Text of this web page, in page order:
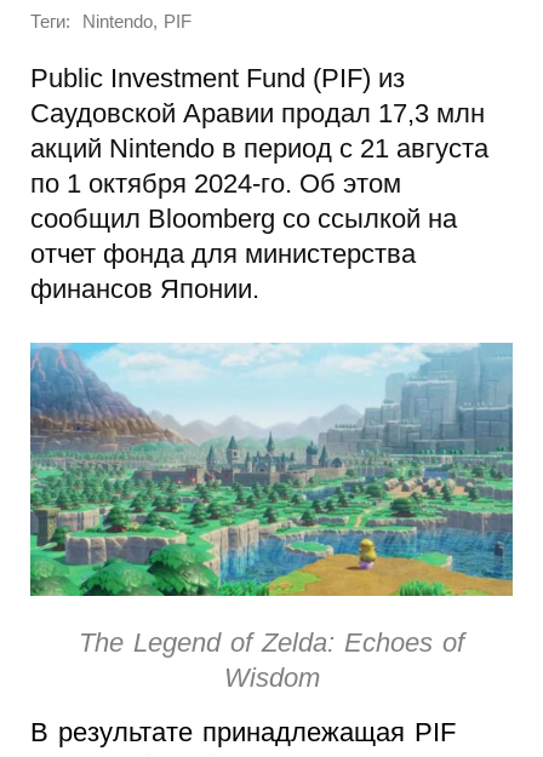
Теги: Nintendo, PIF
Public Investment Fund (PIF) из
Саудовской Аравии продал 17,3 млн
акций Nintendo в период с 21 августа
по 1 октября 2024-го. Об этом
сообщил Bloomberg со ссылкой на
отчет фонда для министерства
финансов Японии.
The Legend of Zelda: Echoes of
Wisdom
В результате принадлежащая PIF